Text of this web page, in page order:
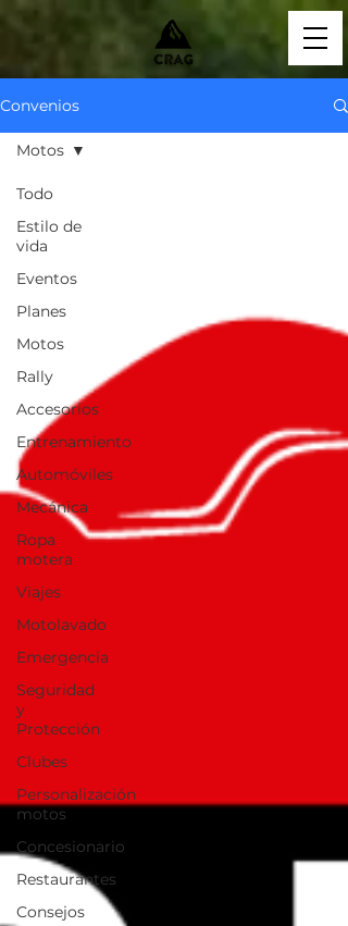
Convenios
Todo
Estilo de
vida
Eventos
Planes
Motos
Rally
Accesorios
Entrenamiento
Automóviles
Mecánica
Ropa
motera
Viajes
Motolavado
Emergencia
Seguridad
y
Protección
Clubes
Personalización
motos
Concesionario
Restaurantes
Consejos
Motos